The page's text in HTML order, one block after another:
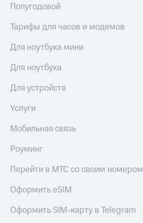
Полугодовой
Тарифы для часов и модемов
Для ноутбука мини
Для ноутбука
Для устройств
Услуги
Мобильная связь
Роуминг
Перейти в МТС со своим номером
Оформить eSIM
Оформить SIM-карту в Telegram